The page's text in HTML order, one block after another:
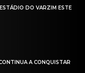
DO VARZIM ESTE
A CONQUISTAR